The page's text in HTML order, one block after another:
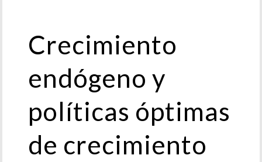
Crecimiento
endógeno y
políticas óptimas
de crecimiento